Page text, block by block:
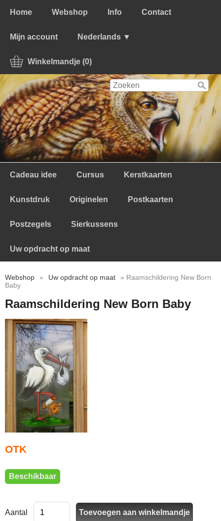
Home Webshop Info Contact
Mijn account Nederlands ▼
Winkelmandje (0)
Cadeau idee Cursus Kerstkaarten
Kunstdruk Originelen Postkaarten
Postzegels Sierkussens
Uw opdracht op maat
Webshop » Uw opdracht op maat
» Raamschildering New Born
Baby
Raamschildering New Born Baby
OTK
Beschikbaar
Aantal